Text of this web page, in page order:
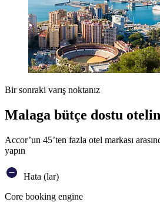
Bir sonraki varış noktanız
Malaga bütçe dostu
Accor’un 45’ten fazla otel markası
yapın
Hata (lar)
Core booking engine